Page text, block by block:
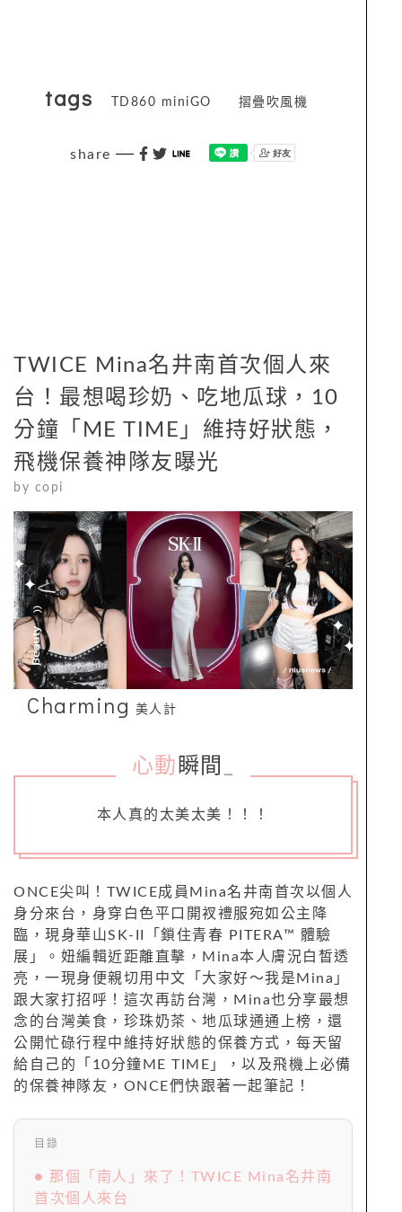
tags TD860 miniGO 摺疊吹風機
share
TWICE Mina名井南首次個人來
台！最想喝珍奶、吃地瓜球，10
分鐘「ME TIME」維持好狀態，
飛機保養神隊友曝光
by copi
Charming 美人計
心動 瞬間
本人真的太美太美！！！
ONCE尖叫！TWICE成員Mina名井南首次以個人
身分來台，身穿白色平口開衩禮服宛如公主降
臨，現身華山SK-II「鎖住青春 PITERA™ 體驗
展」。妞編輯近距離直擊，Mina本人膚況白皙透
亮，一現身便親切用中文「大家好～我是Mina」
跟大家打招呼！這次再訪台灣，Mina也分享最想
念的台灣美食，珍珠奶茶、地瓜球通通上榜，還
公開忙碌行程中維持好狀態的保養方式，每天留
給自己的「10分鐘ME TIME」，以及飛機上必備
的保養神隊友，ONCE們快跟著一起筆記！
目錄
● 那個「南人」來了！TWICE Mina名井南
首次個人來台